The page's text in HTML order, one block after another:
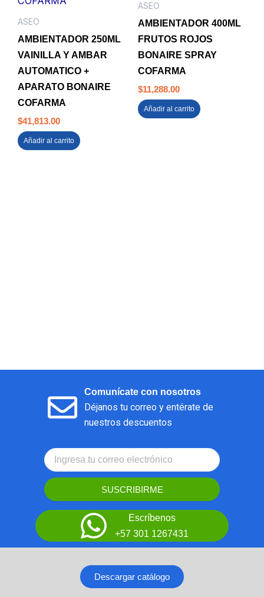
ASEO
AMBIENTADOR 250ML
VAINILLA Y AMBAR
AUTOMATICO +
APARATO BONAIRE
COFARMA
$41,813.00
Añadir al carrito
ASEO
AMBIENTADOR 400ML
FRUTOS ROJOS
BONAIRE SPRAY
COFARMA
$11,288.00
Añadir al carrito
Comunícate con nosotros
Déjanos tu correo y entérate de
nuestros descuentos
SUSCRIBIRME
Escríbenos
+57 301 1267431
Descargar catálogo